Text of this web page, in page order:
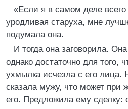
«Если я в самом деле
уродливая старуха, мне
подумала она.
И тогда она заговорила.
однако достаточно для того,
ухмылка исчезла с его лица.
сказала мужу, что может при
его. Предложила ему сделку: